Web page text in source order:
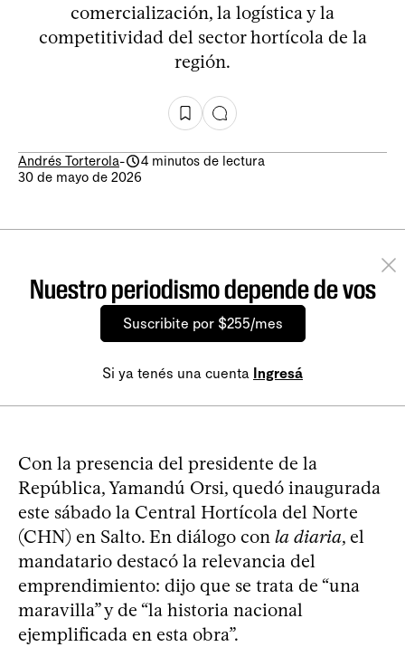
comercialización, la logística y la
competitividad del sector hortícola de la
región.
Andrés Torterola-
4 minutos de lectura
30 de mayo de 2026
Nuestro periodismo depende de vos
Suscribite por $255/mes
Si ya tenés una cuenta Ingresá
Con la presencia del presidente de la
República, Yamandú Orsi, quedó inaugurada
este sábado la Central Hortícola del Norte
(CHN) en Salto. En diálogo con la diaria, el
mandatario destacó la relevancia del
emprendimiento: dijo que se trata de “una
maravilla” y de “la historia nacional
ejemplificada en esta obra”.